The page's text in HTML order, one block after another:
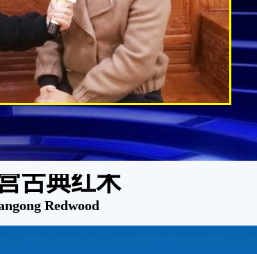
古典红木
Redwood